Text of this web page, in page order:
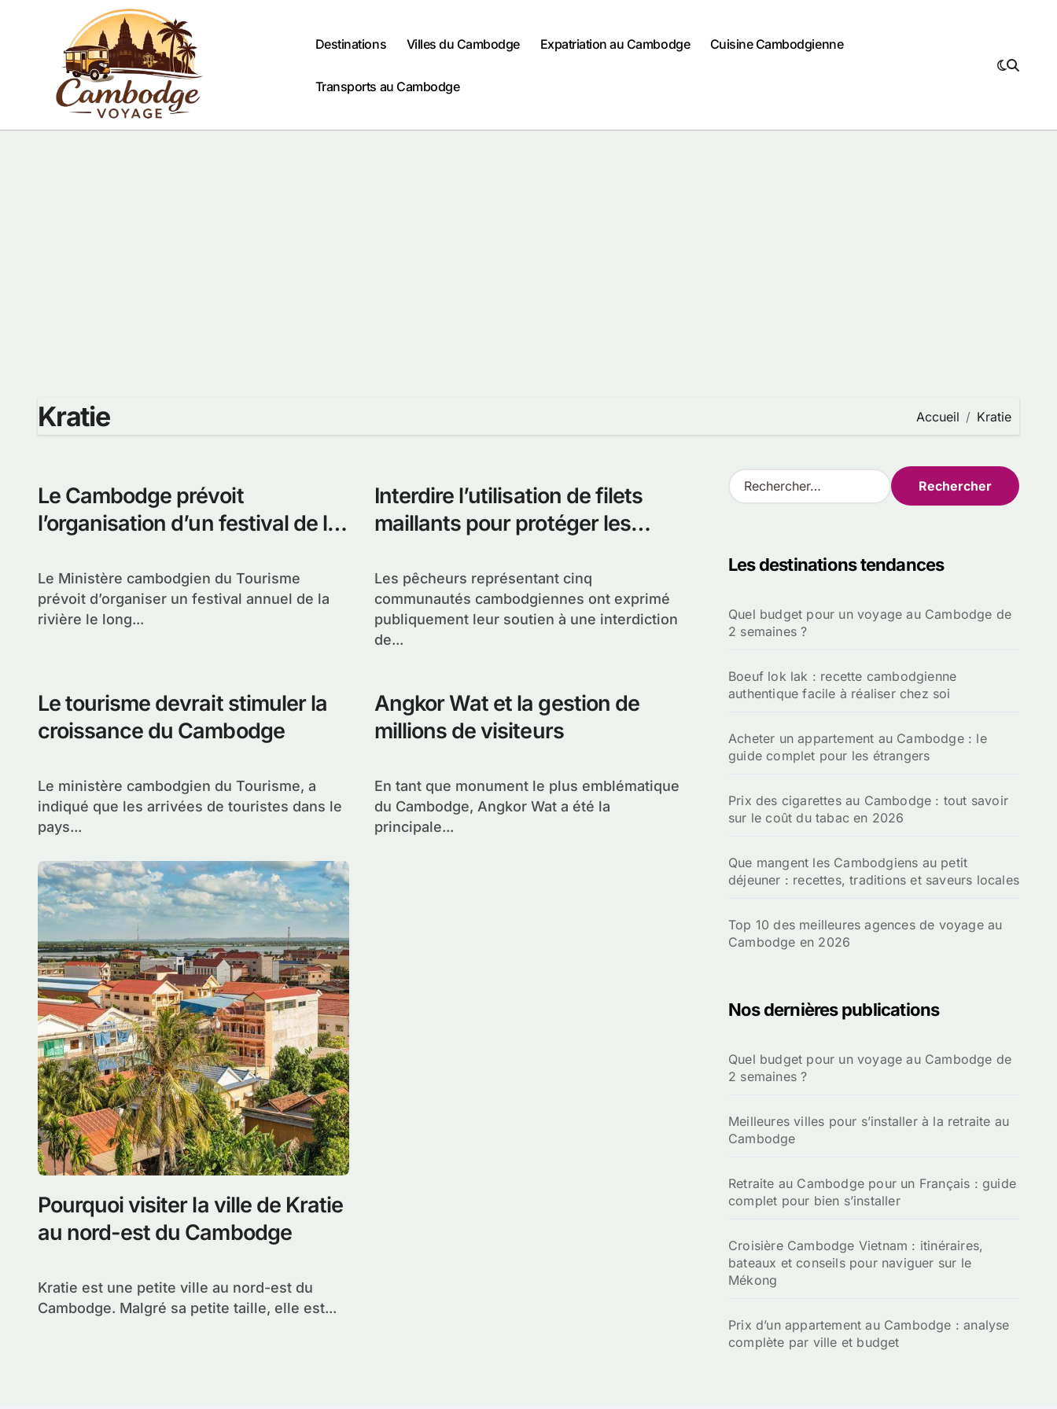
Destinations Villes du Cambodge Expatriation au Cambodge Cuisine Cambodgienne
Transports au Cambodge
Kratie Accueil Kratie
Le Cambodge prévoit
l’organisation d’un festival de la
Le Ministère cambodgien du Tourisme
prévoit d’organiser un festival annuel de la
rivière le long...
Interdire l’utilisation de filets
maillants pour protéger les
Les pêcheurs représentant cinq
communautés cambodgiennes ont exprimé
publiquement leur soutien à une interdiction
de...
Le tourisme devrait stimuler la
croissance du Cambodge
Le ministère cambodgien du Tourisme, a
indiqué que les arrivées de touristes dans le
pays...
Angkor Wat et la gestion de
millions de visiteurs
En tant que monument le plus emblématique
du Cambodge, Angkor Wat a été la
principale...
Pourquoi visiter la ville de Kratie
au nord-est du Cambodge
Kratie est une petite ville au nord-est du
Cambodge. Malgré sa petite taille, elle est...
R
e
r
e
r
Les destinations tendances
Quel budget pour un voyage au Cambodge de
2 semaines ?
Boeuf lok lak : recette cambodgienne
authentique facile à réaliser chez soi
Acheter un appartement au Cambodge : le
guide complet pour les étrangers
Prix des cigarettes au Cambodge : tout savoir
sur le coût du tabac en 2026
Que mangent les Cambodgiens au petit
déjeuner : recettes, traditions et saveurs locales
Top 10 des meilleures agences de voyage au
Cambodge en 2026
Nos dernières publications
Quel budget pour un voyage au Cambodge de
2 semaines ?
Meilleures villes pour s’installer à la retraite au
Cambodge
Retraite au Cambodge pour un Français : guide
complet pour bien s’installer
Croisière Cambodge Vietnam : itinéraires,
bateaux et conseils pour naviguer sur le
Mékong
Prix d’un appartement au Cambodge : analyse
complète par ville et budget